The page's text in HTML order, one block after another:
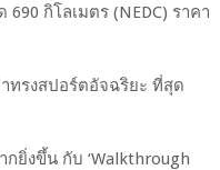
กิโลเมตร (NEDC) ราคา
ทรงสปอร์ตอัจฉริยะ ที่สุด
กยิ่งขึ้น กับ ‘Walkthrough